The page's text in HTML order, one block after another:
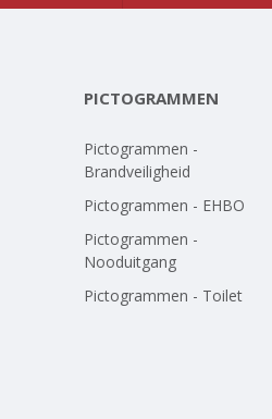
PICTOGRAMMEN
Pictogrammen -
Brandveiligheid
Pictogrammen - EHBO
Pictogrammen -
Nooduitgang
Pictogrammen - Toilet